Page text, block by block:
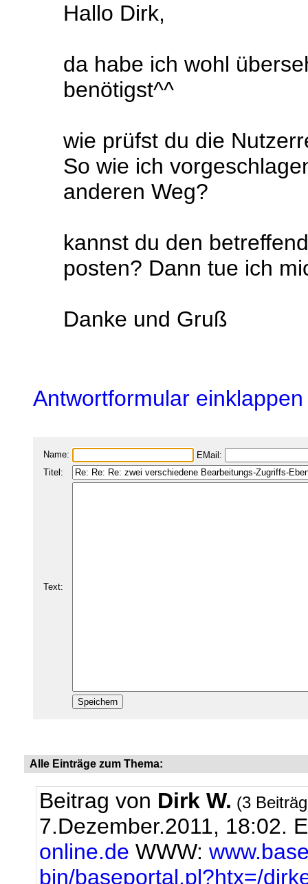
Hallo Dirk,
da habe ich wohl
benötigst^^
wie prüfst du die
So wie ich
anderen Weg?
kannst du den
posten? Dann tue ich
Danke und Gruß
Antwortformular einklappen
Name:
EMail:
Titel:
Text:
Alle Einträge zum Thema:
Beitrag von Dirk W. (3
7.Dezember.2011, 18:02.
online.de WWW:
bin/baseportal.pl?htx=/